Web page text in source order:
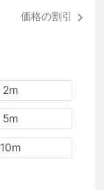
価格の割引
2m
5m
10m